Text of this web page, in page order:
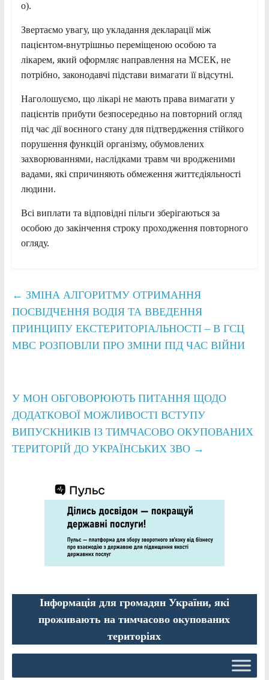
о).
Звертаємо увагу, що укладання декларації між
пацієнтом-внутрішньо переміщеною особою та
лікарем, який оформляє направлення на МСЕК, не
потрібно, законодавчі підстави вимагати її відсутні.
Наголошуємо, що лікарі не мають права вимагати у
пацієнтів прибути безпосередньо на повторний огляд
під час дії воєнного стану для підтвердження стійкого
порушення функцій організму, обумовлених
захворюваннями, наслідками травм чи вродженими
вадами, які спричиняють обмеження життєдіяльності
людини.
Всі виплати та відповідні пільги зберігаються за
особою до закінчення строку проходження повторного
огляду.
← ЗМІНА АЛГОРИТМУ ОТРИМАННЯ
ПОСВІДЧЕННЯ ВОДІЯ ТА ВВЕДЕННЯ
ПРИНЦИПУ ЕКСТЕРИТОРІАЛЬНОСТІ – В ГСЦ
МВС РОЗПОВІЛИ ПРО ЗМІНИ ПІД ЧАС ВІЙНИ
У МОН ОБГОВОРЮЮТЬ ПИТАННЯ ЩОДО
ДОДАТКОВОЇ МОЖЛИВОСТІ ВСТУПУ
ВИПУСКНИКІВ ІЗ ТИМЧАСОВО ОКУПОВАНИХ
ТЕРИТОРІЙ ДО УКРАЇНСЬКИХ ЗВО →
Інформація для громадян України, які
проживають на тимчасово окупованих
територіях